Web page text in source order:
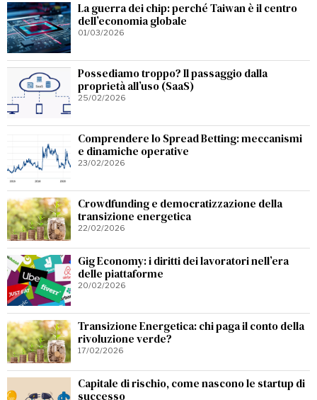
La guerra dei chip: perché Taiwan è il centro
dell’economia globale
01/03/2026
Possediamo troppo? Il passaggio dalla
proprietà all’uso (SaaS)
25/02/2026
Comprendere lo Spread Betting: meccanismi
e dinamiche operative
23/02/2026
Crowdfunding e democratizzazione della
transizione energetica
22/02/2026
Gig Economy: i diritti dei lavoratori nell’era
delle piattaforme
20/02/2026
Transizione Energetica: chi paga il conto della
rivoluzione verde?
17/02/2026
Capitale di rischio, come nascono le startup di
successo